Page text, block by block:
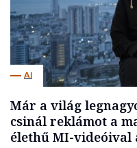
AI
Már a világ
csinál reklámot a
élethű MI-videóival